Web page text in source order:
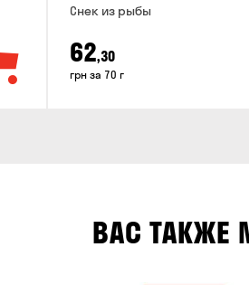
Снек из рыбы
62,30
грн за 70 г
ВАС ТАКЖЕ